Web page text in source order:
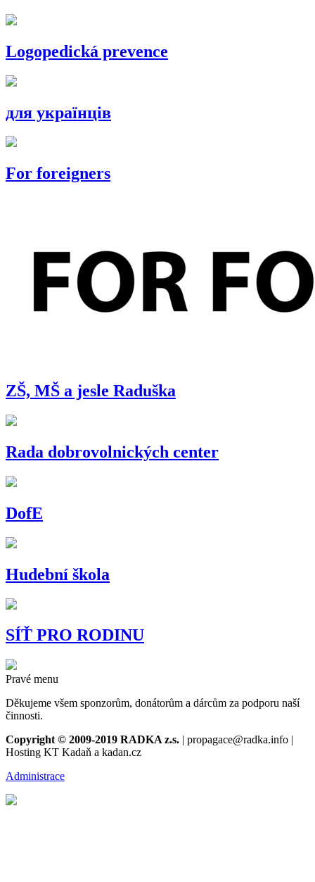
Logopedická prevence
для українців
For foreigners
ZŠ, MŠ a jesle Raduška
Rada dobrovolnických center
DofE
Hudební škola
SÍŤ PRO RODINU
Pravé menu
Děkujeme všem sponzorům, donátorům a dárcům za podporu naší
činnosti.
Copyright © 2009-2019 RADKA z.s. | propagace@radka.info |
Hosting KT Kadaň a kadan.cz
Administrace